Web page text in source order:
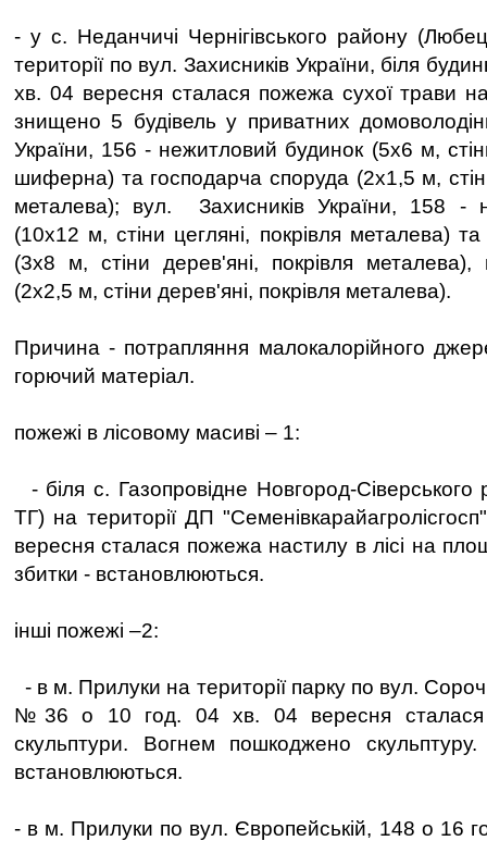
- у с. Неданчичі Чернігівського району
території по вул. Захисників України, біля
хв. 04 вересня сталася пожежа сухої трави
знищено 5 будівель у приватних
України, 156 - нежитловий будинок (5х6 м,
шиферна) та господарча споруда (2х1,5 м,
металева); вул. Захисників України, 158 -
(10х12 м, стіни цегляні, покрівля металева)
(3х8 м, стіни дерев'яні, покрівля металева),
(2х2,5 м, стіни дерев'яні, покрівля металева).
Причина - потрапляння малокалорійного
горючий матеріал.
пожежі в лісовому масиві – 1:
- біля с. Газопровідне Новгород-Сіверського
ТГ) на території ДП
вересня сталася пожежа настилу в лісі на
збитки - встановлюються.
інші пожежі –2:
- в м. Прилуки на території парку по вул.
№36 о 10 год. 04 хв. 04 вересня сталася
скульптури. Вогнем пошкоджено
встановлюються.
- в м. Прилуки по вул. Європейській, 148 о 16